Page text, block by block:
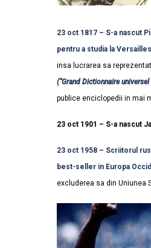
23 oct 1817 – S-a nascut
pentru a studia la
insa lucrarea sa
(“Grand Dictionnaire
publice enciclopedii in mai
23 oct 1901 – S-a nascut
23 oct 1958 – Scriitorul
best-seller in Europa
excluderea sa din Uniunea